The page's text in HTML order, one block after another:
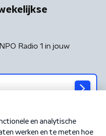
Radio 1 in jouw